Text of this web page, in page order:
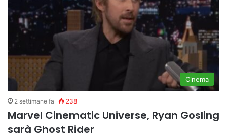
Cinema
2 settimane fa 238
Marvel Cinematic Universe, Ryan Gosling
sarà Ghost Rider